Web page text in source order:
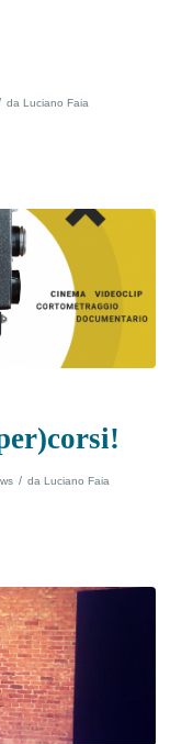
da Luciano Faia
/ da Luciano Faia